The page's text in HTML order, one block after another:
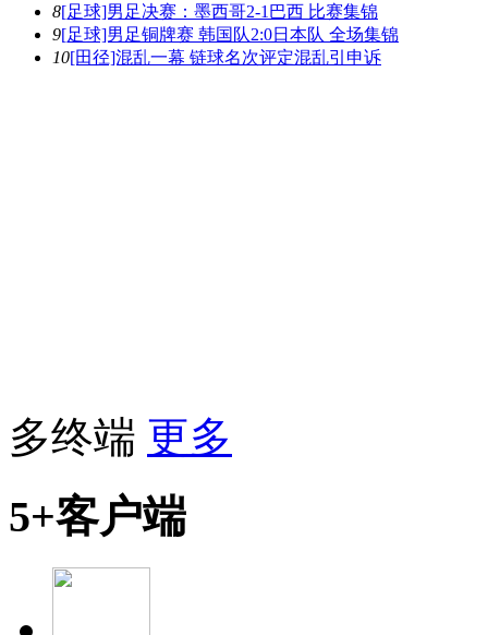
8[足球]男足决赛：墨西哥2-1巴西 比赛集锦
9[足球]男足铜牌赛 韩国队2:0日本队 全场集锦
10[田径]混乱一幕 链球名次评定混乱引申诉
多终端 更多
5+客户端